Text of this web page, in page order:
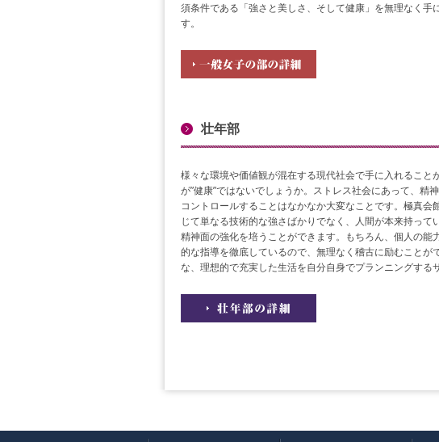
須条件である「強さと美しさ、そして健康」を無理なく手
す。
壮年部
様々な環境や価値観が混在する現代社会で手に入れること
が”健康”ではないでしょうか。ストレス社会にあって、精
コントロールすることはなかなか大変なことです。極真会
じて単なる技術的な強さばかりでなく、人間が本来持って
精神面の強化を培うことができます。もちろん、個人の能
的な指導を徹底しているので、無理なく稽古に励むことが
な、理想的で充実した生活を自分自身でプランニングする